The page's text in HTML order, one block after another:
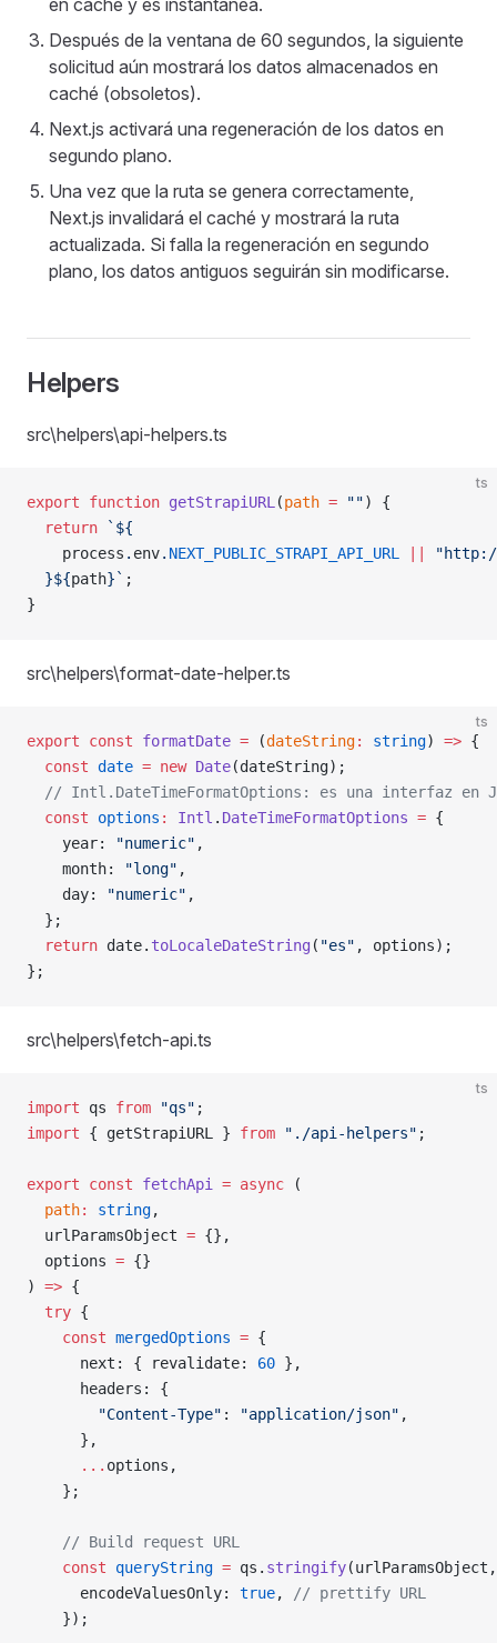
Después de la ventana de 60 segundos, la siguiente
solicitud aún mostrará los datos almacenados en
caché (obsoletos).
Next.js activará una regeneración de los datos en
segundo plano.
Una vez que la ruta se genera correctamente,
Next.js invalidará el caché y mostrará la ruta
actualizada. Si falla la regeneración en segundo
plano, los datos antiguos seguirán sin modificarse.
Helpers
src\helpers\api-helpers.ts
ts
export function getStrapiURL (path = "") {
  return
`${
    process
. env. NEXT_PUBLIC_STRAPI_API_URL
  }${
path}` ;
}
src\helpers\format-date-helper.ts
ts
export const formatDate = (dateString: string) => {
  const
date = new Date(dateString);
// Intl.DateTimeFormatOptions: es una interfaz en
  const
options : Intl . DateTimeFormatOptions = {
    year:
"numeric" ,
    month:
"long" ,
    day:
"numeric" ,
  };
  return
date. toLocaleDateString ( "es" , options);
};
src\helpers\fetch-api.ts
ts
import qs from "qs" ;
import { getStrapiURL } from "./api-helpers" ;
export const fetchApi = async (
  path
: string,
  urlParamsObject
= {},
  options
= {}
) => {
  try
{
    const
mergedOptions = {
      next: { revalidate:
60 },
      headers: {
        "Content-Type"
: "application/json" ,
      },
      ...
options,
    };
    // Build request URL
    const
queryString = qs. stringify
      encodeValuesOnly:
true,
// prettify URL
    });